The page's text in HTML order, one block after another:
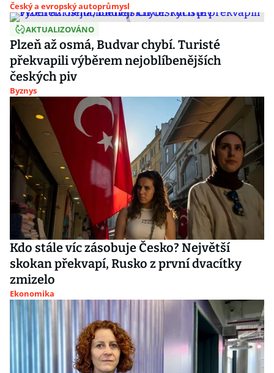
Český a evropský autoprůmysl
AKTUALIZOVÁNO
Plzeň až osmá, Budvar chybí. Turisté
překvapili výběrem nejoblíbenějších
českých piv
Byznys
Kdo stále víc zásobuje Česko? Největší
skokan překvapí, Rusko z první dvacítky
zmizelo
Ekonomika